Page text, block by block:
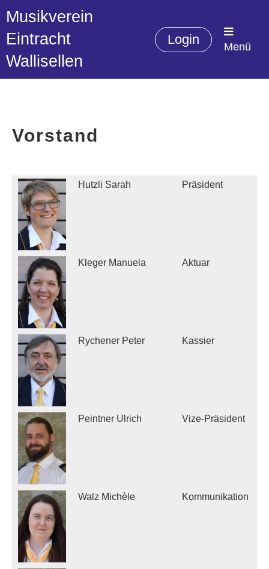
Musikverein
Eintracht
Wallisellen
Login Menü
Vorstand
Hutzli Sarah Präsident
Kleger Manuela Aktuar
Rychener Peter Kassier
Peintner Ulrich Vize-Präsident
Walz Michèle Kommunikation